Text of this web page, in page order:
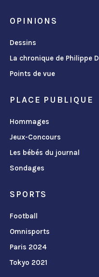
OPINIONS
Dessins
La chronique de Philippe
Points de vue
PLACE PUBLIQUE
Hommages
Jeux-Concours
Les bébés du journal
Sondages
SPORTS
Football
Omnisports
Paris 2024
Tokyo 2021